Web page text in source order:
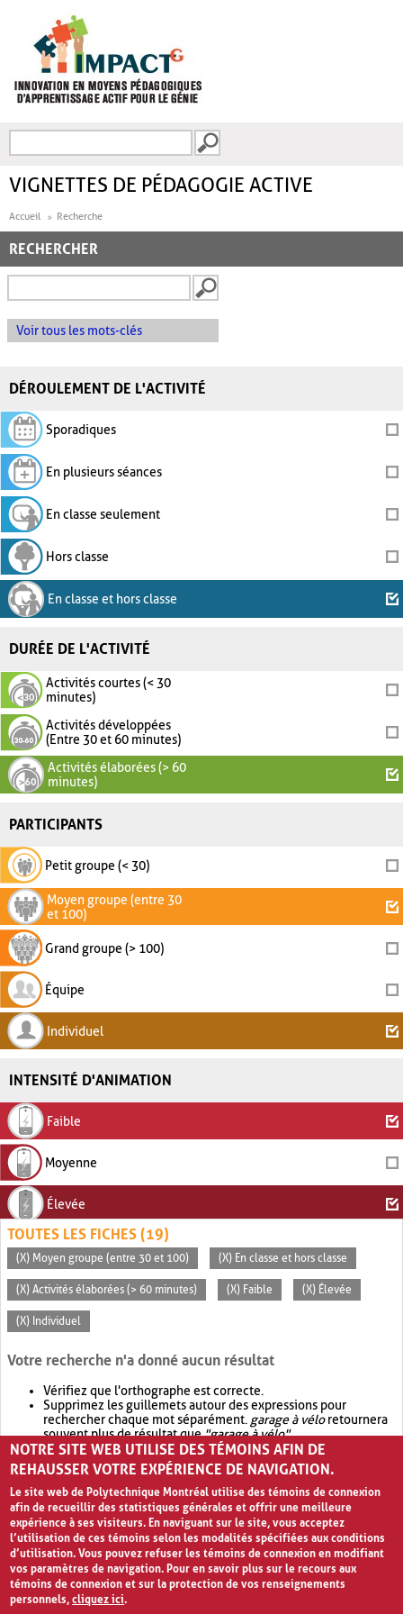
FORMULAIRE DE
VIGNETTES DE PÉDAGOGIE ACTIVE
Accueil Recherche
RECHERCHER
Voir tous les mots-clés
DÉROULEMENT DE L'ACTIVITÉ
Sporadiques
En plusieurs séances
En classe seulement
Hors classe
En classe et hors classe
DURÉE DE L'ACTIVITÉ
Activités courtes (< 30
minutes)
Activités développées
(Entre 30 et 60 minutes)
Activités élaborées (> 60
minutes)
PARTICIPANTS
Petit groupe (< 30)
Moyen groupe (entre 30
et 100)
Grand groupe (> 100)
Équipe
Individuel
INTENSITÉ D'ANIMATION
Faible
Moyenne
Élevée
TOUTES LES FICHES (19)
(X) Moyen groupe (entre 30 et 100) (X) En classe et hors classe
(X) Activités élaborées (> 60 minutes) (X) Faible (X) Élevée
(X) Individuel
Votre recherche n'a donné aucun résultat
Vérifiez que l'orthographe est correcte.
Supprimez les guillemets autour des expressions pour
rechercher chaque mot séparément. garage à véloretournera
souvent plus de résultat que"garage à vélo".
Envisagez d'élargir votre recherche avec OR.garage OR vélo
retournera souvent plus de résultat quegarage à vélo
NOTRE SITE WEB UTILISE DES TÉMOINS AFIN DE
REHAUSSER VOTRE EXPÉRIENCE DE NAVIGATION.
Le site web de Polytechnique Montréal utilise des témoins de connexion
afin de recueillir des statistiques générales et offrir une meilleure
expérience à ses visiteurs. En naviguant sur le site, vous acceptez
l’utilisation de ces témoins selon les modalités spécifiées aux conditions
d’utilisation. Vous pouvez refuser les témoins de connexion en modifiant
vos paramètres de navigation. Pour en savoir plus sur le recours aux
témoins de connexion et sur la protection de vos renseignements
personnels,cliquez ici.